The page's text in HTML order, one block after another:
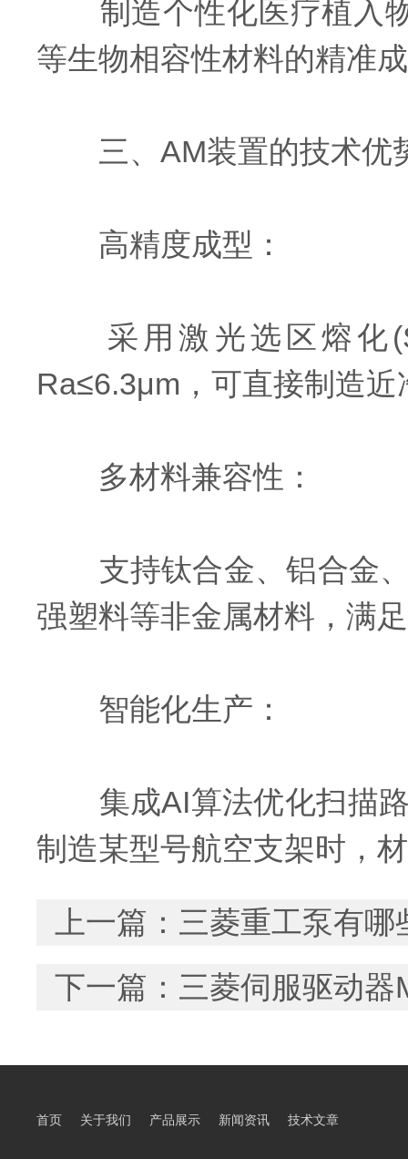
制造个性化医疗植入物
等生物相容性材料的精准
三、AM装置的技术优
高精度成型：
采用激光选区熔化
Ra≤6.3μm，可直接制造
多材料兼容性：
支持钛合金、铝合金、
强塑料等非金属材料，满
智能化生产：
集成AI算法优化扫描路
制造某型号航空支架时，
上一篇： 三菱重工泵有哪
下一篇： 三菱伺服驱动
首页 关于我们 产品展示 新闻资讯 技术文章